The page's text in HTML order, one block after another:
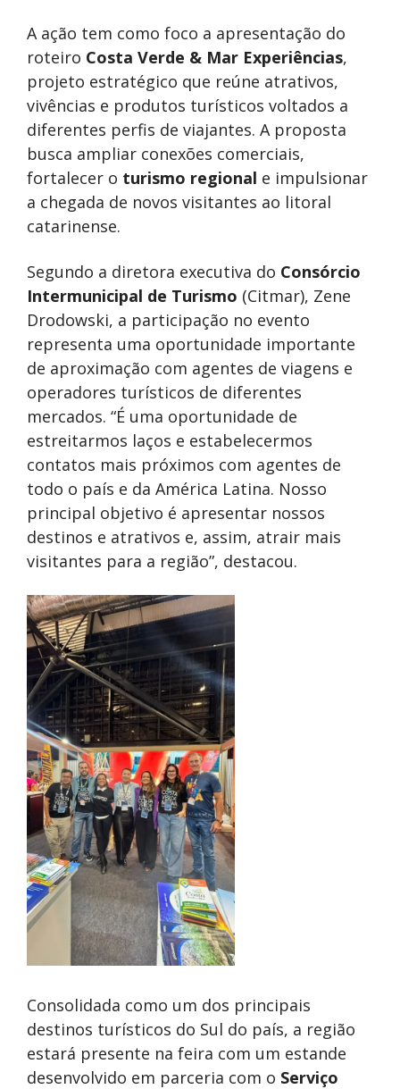
A ação tem como foco a apresentação do
roteiro Costa Verde & Mar Experiências,
projeto estratégico que reúne atrativos,
vivências e produtos turísticos voltados a
diferentes perfis de viajantes. A proposta
busca ampliar conexões comerciais,
fortalecer o turismo regional e impulsionar
a chegada de novos visitantes ao litoral
catarinense.
Segundo a diretora executiva do Consórcio
Intermunicipal de Turismo (Citmar), Zene
Drodowski, a participação no evento
representa uma oportunidade importante
de aproximação com agentes de viagens e
operadores turísticos de diferentes
mercados. “É uma oportunidade de
estreitarmos laços e estabelecermos
contatos mais próximos com agentes de
todo o país e da América Latina. Nosso
principal objetivo é apresentar nossos
destinos e atrativos e, assim, atrair mais
visitantes para a região”, destacou.
Consolidada como um dos principais
destinos turísticos do Sul do país, a região
estará presente na feira com um estande
desenvolvido em parceria com o Serviço